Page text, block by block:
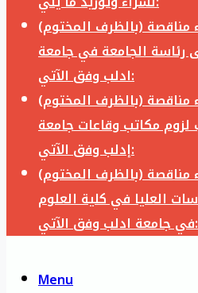
مناقصة (بالظرف المختوم)
رئاسة الجامعة في جامعة
ادلب وفق الآتي:
مناقصة (بالظرف المختوم)
لزوم مكاتب وقاعات جامعة
إدلب وفق الآتي:
مناقصة (بالظرف المختوم)
العليا في كلية العلوم
في جامعة ادلب وفق الآتي:
Menu